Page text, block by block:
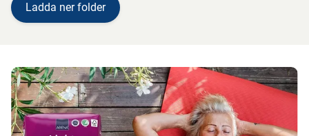
Ladda ner folder